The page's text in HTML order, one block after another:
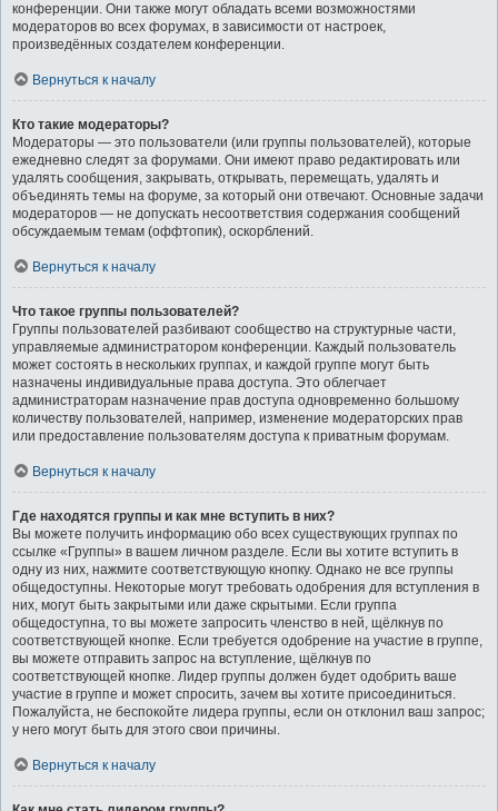
конференции. Они также могут обладать всеми возможностями
модераторов во всех форумах, в зависимости от настроек,
произведённых создателем конференции.
Вернуться к началу
Кто такие модераторы?
Модераторы — это пользователи (или группы пользователей), которые
ежедневно следят за форумами. Они имеют право редактировать или
удалять сообщения, закрывать, открывать, перемещать, удалять и
объединять темы на форуме, за который они отвечают. Основные задачи
модераторов — не допускать несоответствия содержания сообщений
обсуждаемым темам (оффтопик), оскорблений.
Вернуться к началу
Что такое группы пользователей?
Группы пользователей разбивают сообщество на структурные части,
управляемые администратором конференции. Каждый пользователь
может состоять в нескольких группах, и каждой группе могут быть
назначены индивидуальные права доступа. Это облегчает
администраторам назначение прав доступа одновременно большому
количеству пользователей, например, изменение модераторских прав
или предоставление пользователям доступа к приватным форумам.
Вернуться к началу
Где находятся группы и как мне вступить в них?
Вы можете получить информацию обо всех существующих группах по
ссылке «Группы» в вашем личном разделе. Если вы хотите вступить в
одну из них, нажмите соответствующую кнопку. Однако не все группы
общедоступны. Некоторые могут требовать одобрения для вступления в
них, могут быть закрытыми или даже скрытыми. Если группа
общедоступна, то вы можете запросить членство в ней, щёлкнув по
соответствующей кнопке. Если требуется одобрение на участие в группе,
вы можете отправить запрос на вступление, щёлкнув по
соответствующей кнопке. Лидер группы должен будет одобрить ваше
участие в группе и может спросить, зачем вы хотите присоединиться.
Пожалуйста, не беспокойте лидера группы, если он отклонил ваш запрос;
у него могут быть для этого свои причины.
Вернуться к началу